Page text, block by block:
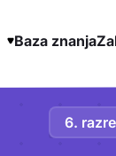
Baza znanja
6.